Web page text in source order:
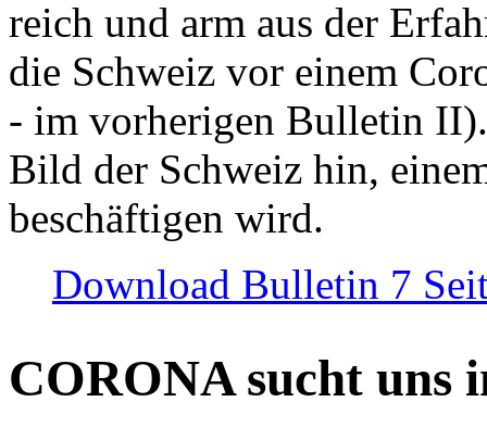
reich und arm aus der
die Schweiz vor einem
- im vorherigen Bulletin
Bild der Schweiz hin,
beschäftigen wird.
Download Bulletin 7
CORONA sucht uns